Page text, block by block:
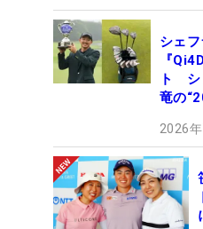
シェ
『
ト シ
竜の
2026